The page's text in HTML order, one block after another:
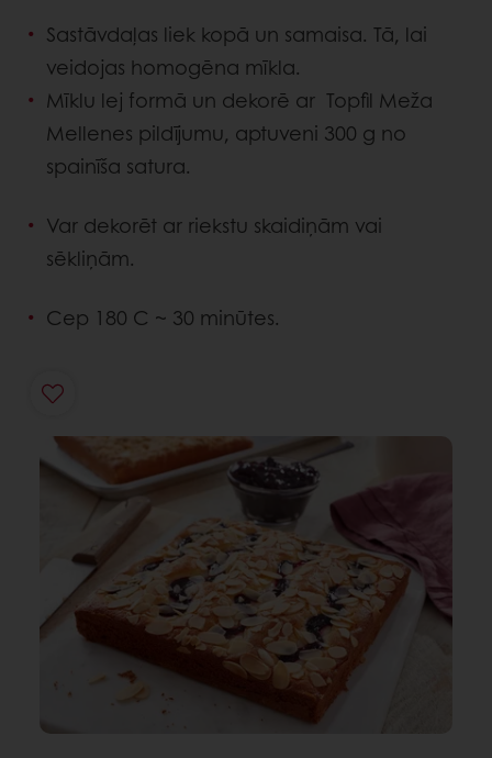
Sastāvdaļas liek kopā un samaisa. Tā, lai
veidojas homogēna mīkla.
Mīklu lej formā un dekorē ar Topfil Meža
Mellenes pildījumu, aptuveni 300 g no
spainīša satura.
Var dekorēt ar riekstu skaidiņām vai
sēkliņām.
Cep 180 C ~ 30 minūtes.